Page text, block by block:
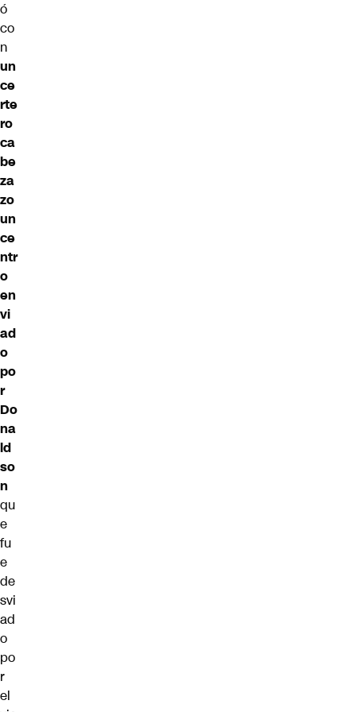
ó
co
n
un
ce
rte
ro
ca
be
za
zo
un
ce
ntr
o
en
vi
ad
o
po
r
Do
na
ld
so
n
qu
e
fu
e
de
svi
ad
o
po
r
el